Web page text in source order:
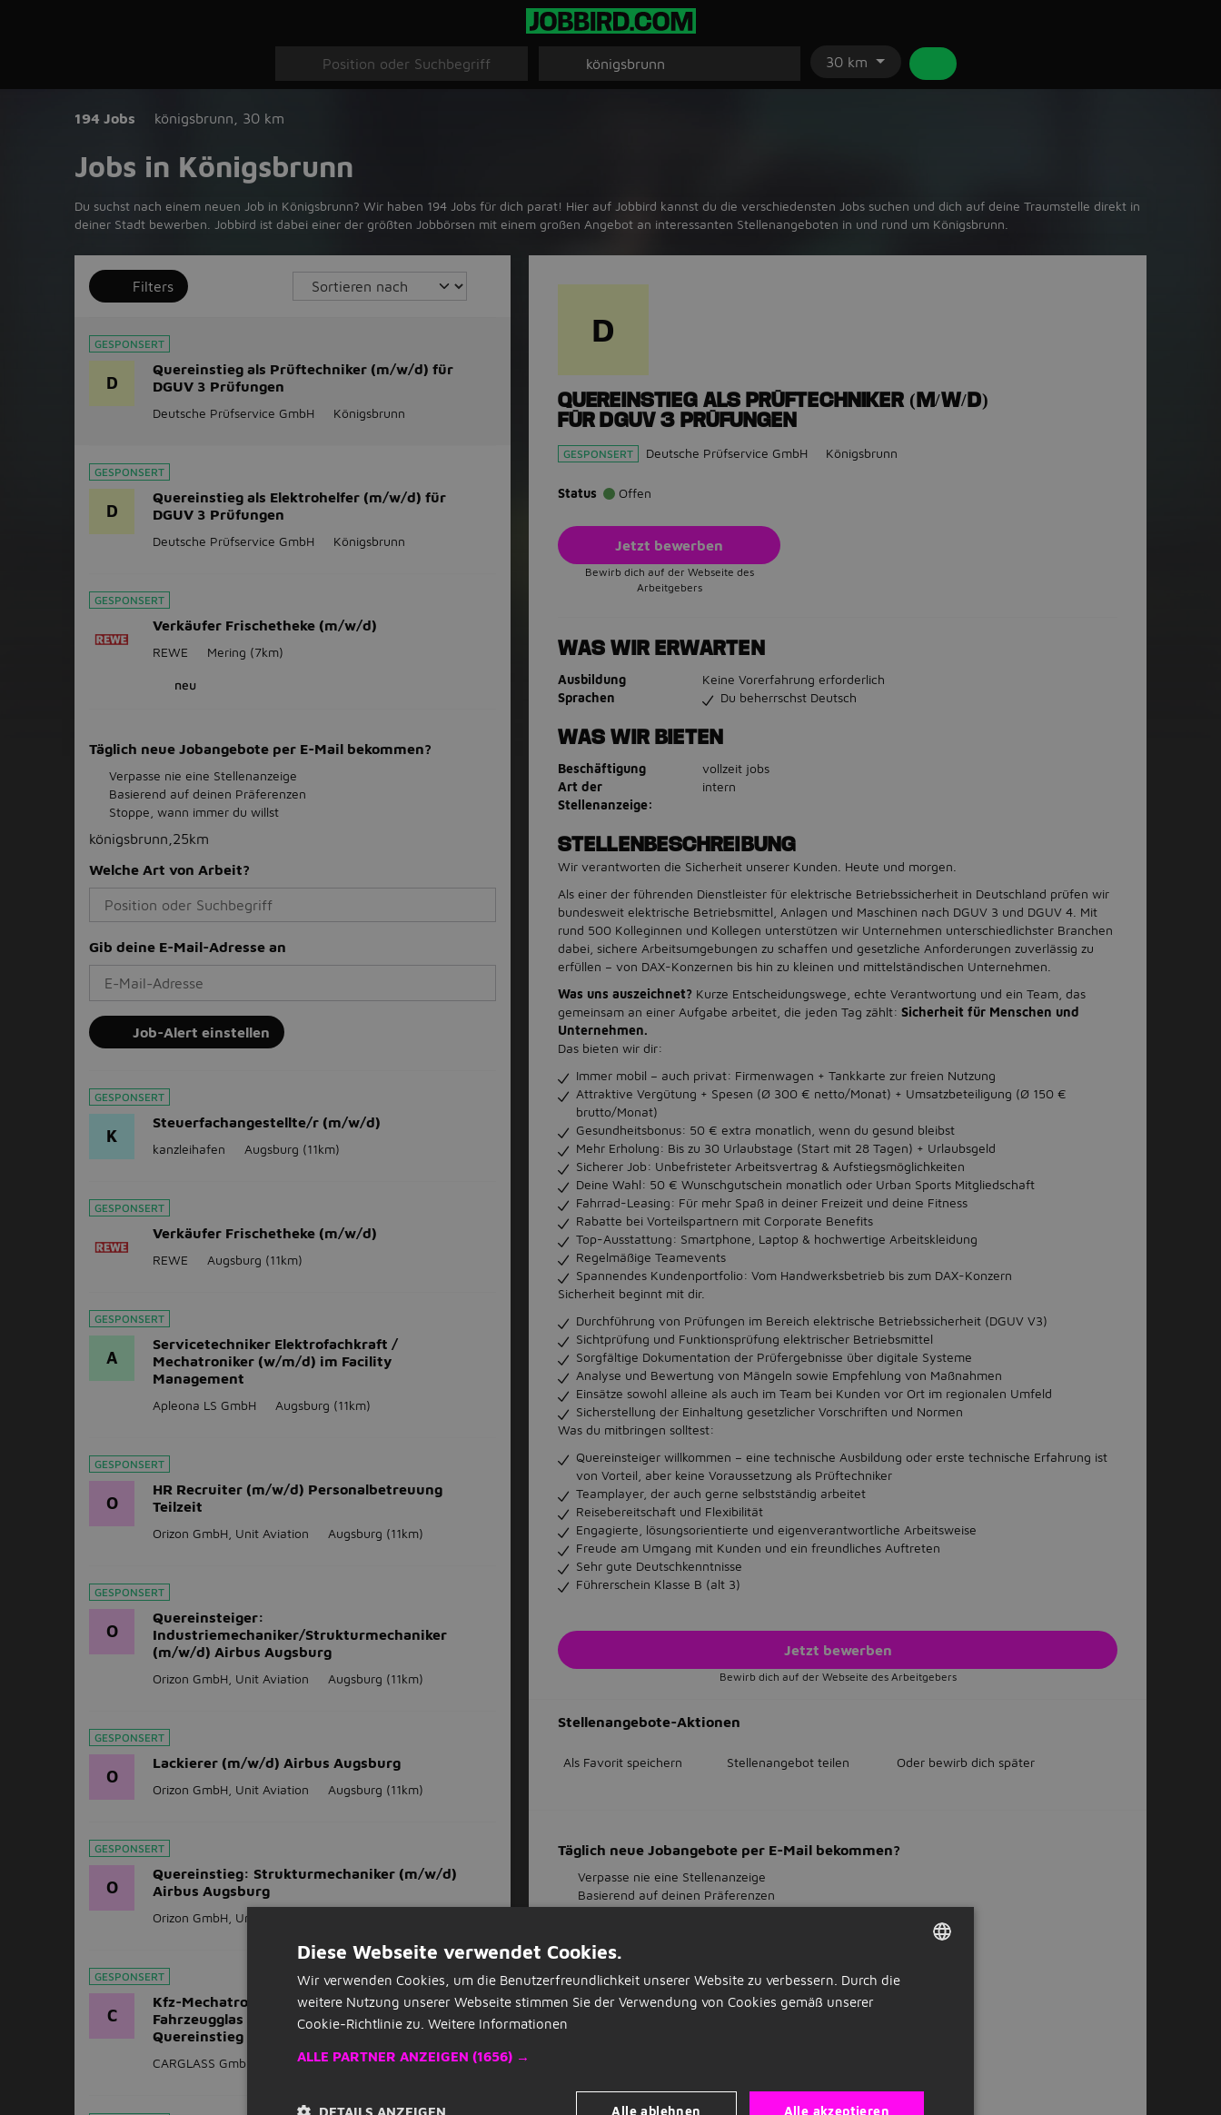
30 km
194 Jobs königsbrunn 30 km
Jobs in Königsbrunn
Du suchst nach einem neuen Job in Königsbrunn? Wir haben 194 Jobs für dich parat! Hier auf Jobbird kannst du die verschiedensten Jobs suchen und dich auf deine Traumstelle direkt in
deiner Stadt bewerben. Jobbird ist dabei einer der größten Jobbörsen mit einem großen Angebot an interessanten Stellenangeboten in und rund um Königsbrunn.
Filters
GESPONSERT
D
Quereinstieg als Prüftechniker (m/w/d) für
DGUV 3 Prüfungen
Deutsche Prüfservice GmbH Königsbrunn
GESPONSERT
D
Quereinstieg als Elektrohelfer (m/w/d) für
DGUV 3 Prüfungen
Deutsche Prüfservice GmbH Königsbrunn
GESPONSERT
Verkäufer Frischetheke (m/w/d)
REWE Mering (7km)
neu
Täglich neue Jobangebote per E-Mail bekommen?
Verpasse nie eine Stellenanzeige
Basierend auf deinen Präferenzen
Stoppe, wann immer du willst
königsbrunn,25km
Welche Art von Arbeit?
Gib deine E-Mail-Adresse an
Job-Alert einstellen
GESPONSERT
K
Steuerfachangestellte/r (m/w/d)
kanzleihafen Augsburg (11km)
GESPONSERT
Verkäufer Frischetheke (m/w/d)
REWE Augsburg (11km)
GESPONSERT
A
Servicetechniker Elektrofachkraft /
Mechatroniker (w/m/d) im Facility
Management
Apleona LS GmbH Augsburg (11km)
GESPONSERT
O
HR Recruiter (m/w/d) Personalbetreuung
Teilzeit
Orizon GmbH, Unit Aviation Augsburg (11km)
GESPONSERT
O
Quereinsteiger:
Industriemechaniker/Strukturmechaniker
(m/w/d) Airbus Augsburg
Orizon GmbH, Unit Aviation Augsburg (11km)
GESPONSERT
O
Lackierer (m/w/d) Airbus Augsburg
Orizon GmbH, Unit Aviation Augsburg (11km)
GESPONSERT
O
Quereinstieg: Strukturmechaniker (m/w/d)
Airbus Augsburg
Orizon GmbH, Unit Aviation
GESPONSERT
C
Kfz-Mechatroniker / Kfz-Monteur (w/m/d)
Fahrzeugglas in Augsburg - auch als
Quereinstieg - 505
CARGLASS GmbH Augsburg (11km)
D
QUEREINSTIEG ALS PRÜFTECHNIKER (M/W/D)
FÜR DGUV 3 PRÜFUNGEN
GESPONSERT Deutsche Prüfservice GmbH Königsbrunn
Status Offen
Jetzt bewerben
Bewirb dich auf der Webseite des
Arbeitgebers
WAS WIR ERWARTEN
Ausbildung
Keine Vorerfahrung erforderlich
Sprachen
Du beherrschst Deutsch
WAS WIR BIETEN
Beschäftigung
vollzeit jobs
Art der
Stellenanzeige:
intern
STELLENBESCHREIBUNG
Wir verantworten die Sicherheit unserer Kunden. Heute und morgen.
Als einer der führenden Dienstleister für elektrische Betriebssicherheit in Deutschland prüfen wir
bundesweit elektrische Betriebsmittel, Anlagen und Maschinen nach DGUV 3 und DGUV 4. Mit
rund 500 Kolleginnen und Kollegen unterstützen wir Unternehmen unterschiedlichster Branchen
dabei, sichere Arbeitsumgebungen zu schaffen und gesetzliche Anforderungen zuverlässig zu
erfüllen – von DAX-Konzernen bis hin zu kleinen und mittelständischen Unternehmen.
Was uns auszeichnet? Kurze Entscheidungswege, echte Verantwortung und ein Team, das
gemeinsam an einer Aufgabe arbeitet, die jeden Tag zählt: Sicherheit für Menschen und
Unternehmen.
Das bieten wir dir:
Immer mobil – auch privat: Firmenwagen + Tankkarte zur freien Nutzung
Attraktive Vergütung + Spesen (Ø 300 € netto/Monat) + Umsatzbeteiligung (Ø 150 €
brutto/Monat)
Gesundheitsbonus: 50 € extra monatlich, wenn du gesund bleibst
Mehr Erholung: Bis zu 30 Urlaubstage (Start mit 28 Tagen) + Urlaubsgeld
Sicherer Job: Unbefristeter Arbeitsvertrag & Aufstiegsmöglichkeiten
Deine Wahl: 50 € Wunschgutschein monatlich oder Urban Sports Mitgliedschaft
Fahrrad-Leasing: Für mehr Spaß in deiner Freizeit und deine Fitness
Rabatte bei Vorteilspartnern mit Corporate Benefits
Top-Ausstattung: Smartphone, Laptop & hochwertige Arbeitskleidung
Regelmäßige Teamevents
Spannendes Kundenportfolio: Vom Handwerksbetrieb bis zum DAX-Konzern
Sicherheit beginnt mit dir.
Durchführung von Prüfungen im Bereich elektrische Betriebssicherheit (DGUV V3)
Sichtprüfung und Funktionsprüfung elektrischer Betriebsmittel
Sorgfältige Dokumentation der Prüfergebnisse über digitale Systeme
Analyse und Bewertung von Mängeln sowie Empfehlung von Maßnahmen
Einsätze sowohl alleine als auch im Team bei Kunden vor Ort im regionalen Umfeld
Sicherstellung der Einhaltung gesetzlicher Vorschriften und Normen
Was du mitbringen solltest:
Quereinsteiger willkommen – eine technische Ausbildung oder erste technische Erfahrung ist
von Vorteil, aber keine Voraussetzung als Prüftechniker
Teamplayer, der auch gerne selbstständig arbeitet
Reisebereitschaft und Flexibilität
Engagierte, lösungsorientierte und eigenverantwortliche Arbeitsweise
Freude am Umgang mit Kunden und ein freundliches Auftreten
Sehr gute Deutschkenntnisse
Führerschein Klasse B (alt 3)
Jetzt bewerben
Bewirb dich auf der Webseite des Arbeitgebers
Stellenangebote-Aktionen
Als Favorit speichern Stellenangebot teilen Oder bewirb dich später
Täglich neue Jobangebote per E-Mail bekommen?
Verpasse nie eine Stellenanzeige
Basierend auf deinen Präferenzen
DUTCH
Diese Webseite verwendet Cookies.
Wir verwenden Cookies, um die Benutzerfreundlichkeit unserer Website zu verbessern. Durch die
weitere Nutzung unserer Webseite stimmen Sie der Verwendung von Cookies gemäß unserer
Cookie-Richtlinie zu. Weitere Informationen
ALLE PARTNER ANZEIGEN (1656) →
Alle akzeptieren
Alle ablehnen
DETAILS ANZEIGEN